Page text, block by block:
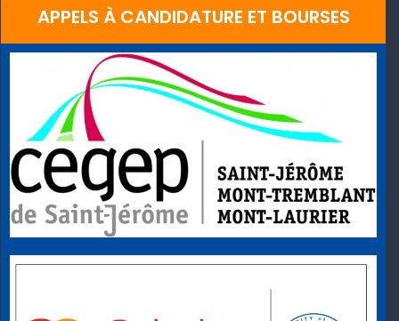
APPELS À CANDIDATURE ET BOURSES